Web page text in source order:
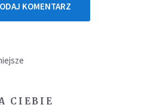
KOMENTARZ
CIEBIE